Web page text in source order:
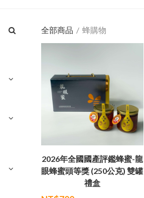
全部商品 蜂購物
2026年全國國產評鑑蜂蜜-龍
眼蜂蜜頭等獎 (250公克) 雙罐
禮盒